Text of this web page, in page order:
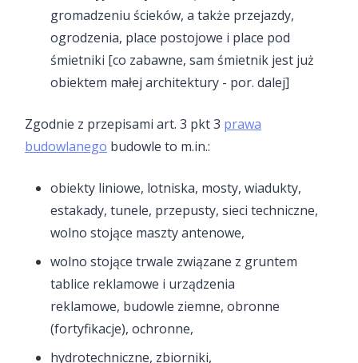
gromadzeniu ścieków, a także przejazdy,
ogrodzenia, place postojowe i place pod
śmietniki [co zabawne, sam śmietnik jest już
obiektem małej architektury - por. dalej]
Zgodnie z przepisami art. 3 pkt 3 prawa
budowlanego budowle to m.in.:
obiekty liniowe, lotniska, mosty, wiadukty,
estakady, tunele, przepusty, sieci techniczne,
wolno stojące maszty antenowe,
wolno stojące trwale związane z gruntem
tablice reklamowe i urządzenia
reklamowe, budowle ziemne, obronne
(fortyfikacje), ochronne,
hydrotechniczne, zbiorniki,